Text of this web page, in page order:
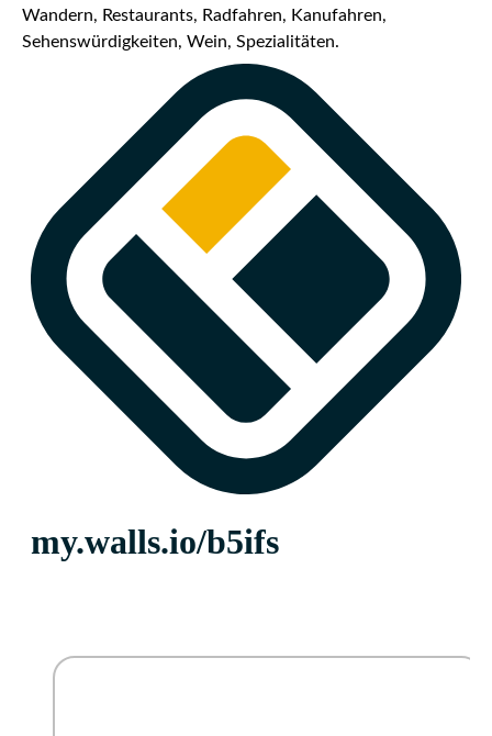
Wandern, Restaurants, Radfahren, Kanufahren,
Sehenswürdigkeiten, Wein, Spezialitäten.